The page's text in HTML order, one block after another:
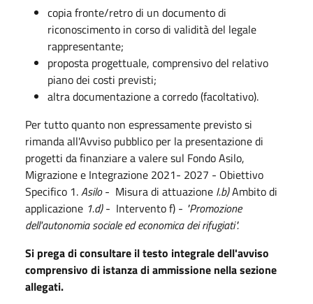
copia fronte/retro di un documento di
riconoscimento in corso di validità del legale
rappresentante;
proposta progettuale, comprensivo del relativo
piano dei costi previsti;
altra documentazione a corredo (facoltativo).
Per tutto quanto non espressamente previsto si
rimanda all'Avviso pubblico per la presentazione di
progetti da finanziare a valere sul Fondo Asilo,
Migrazione e Integrazione 2021- 2027 - Obiettivo
Specifico 1.Asilo- Misura di attuazione I.b)Ambito di
applicazione 1.d)- Intervento f) - "Promozione
dell'autonomia sociale ed economica dei rifugiati".
Si prega di consultare il testo integrale dell'avviso
comprensivo di istanza di ammissione nella sezione
allegati.